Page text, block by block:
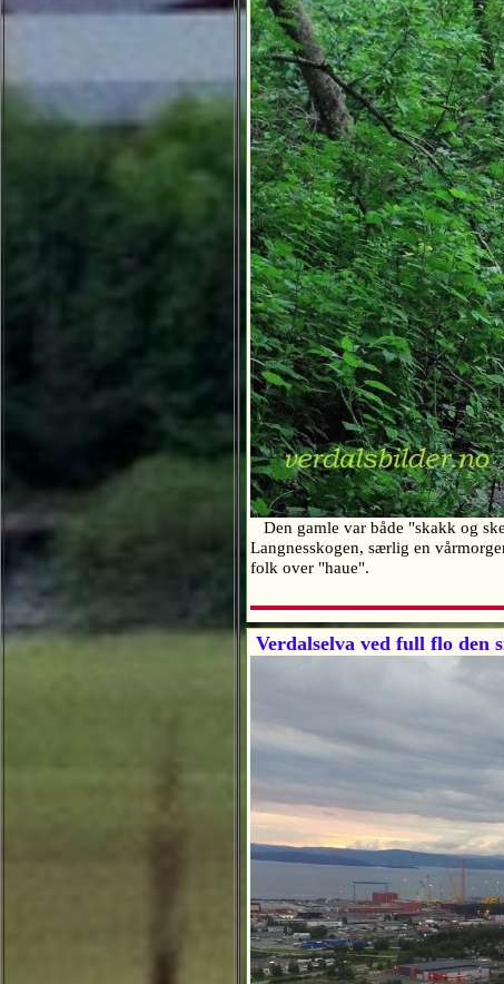
Den gamle var både "skakk og
Langnesskogen, særlig en
folk over "haue".
Verdalselva ved full flo den